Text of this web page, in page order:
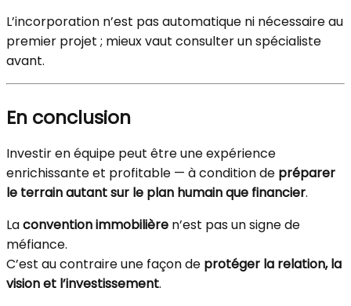
L’incorporation n’est pas automatique ni nécessaire au
premier projet ; mieux vaut consulter un spécialiste
avant.
En conclusion
Investir en équipe peut être une expérience
enrichissante et profitable — à condition de préparer
le terrain autant sur le plan humain que financier.
Laconvention immobilière n’est pas un signe de
méfiance.
C’est au contraire une façon de protéger la relation, la
vision et l’investissement.